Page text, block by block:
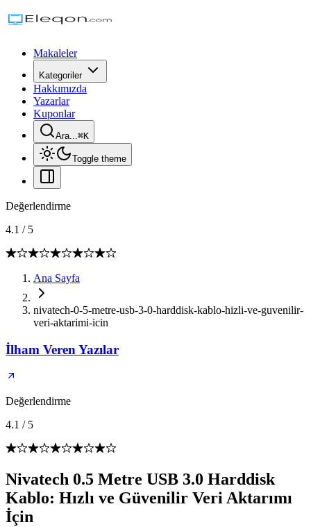
Makaleler
Kategoriler
Hakkımızda
Yazarlar
Kuponlar
Ara...⌘K
Toggle theme
Değerlendirme
4.1 / 5
Ana Sayfa
nivatech-0-5-metre-usb-3-0-harddisk-kablo-hizli-ve-guvenilir-
veri-aktarimi-icin
İlham Veren Yazılar
Değerlendirme
4.1 / 5
Nivatech 0.5 Metre USB 3.0 Harddisk
Kablo: Hızlı ve Güvenilir Veri Aktarımı
İçin